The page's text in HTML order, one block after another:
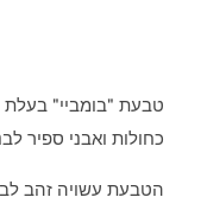
טבעת "בומביי" בעלת
כחולות ואבני ספיר